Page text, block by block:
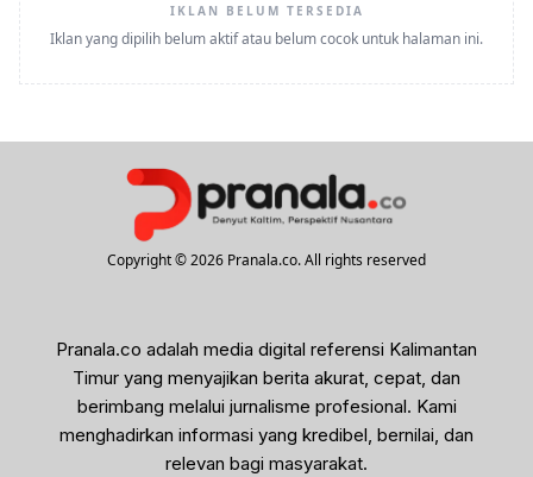
IKLAN BELUM TERSEDIA
Iklan yang dipilih belum aktif atau belum cocok untuk halaman ini.
Copyright © 2026 Pranala.co. All rights reserved
Pranala.co adalah media digital referensi Kalimantan
Timur yang menyajikan berita akurat, cepat, dan
berimbang melalui jurnalisme profesional. Kami
menghadirkan informasi yang kredibel, bernilai, dan
relevan bagi masyarakat.